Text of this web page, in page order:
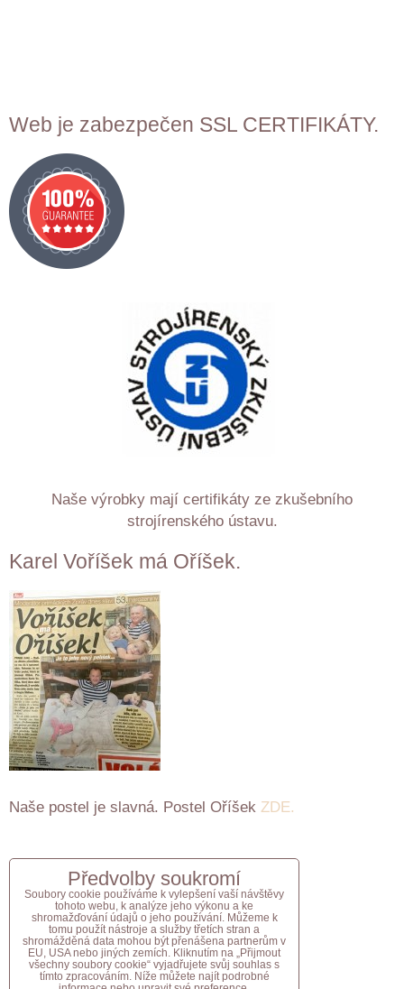
Web je zabezpečen SSL CERTIFIKÁTY.
Naše výrobky mají certifikáty ze zkušebního
strojírenského ústavu.
Karel Voříšek má Oříšek.
Naše postel je slavná. Postel Oříšek ZDE.
ZAVOLÁME VÁM ZPĚT
Váš telefon:*
Předvolby soukromí
Soubory cookie používáme k vylepšení vaší návštěvy
tohoto webu, k analýze jeho výkonu a ke
shromažďování údajů o jeho používání. Můžeme k
tomu použít nástroje a služby třetích stran a
shromážděná data mohou být přenášena partnerům v
EU, USA nebo jiných zemích. Kliknutím na „Přijmout
všechny soubory cookie“ vyjadřujete svůj souhlas s
tímto zpracováním. Níže můžete najít podrobné